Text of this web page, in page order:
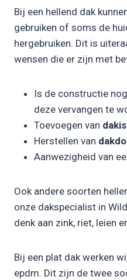
Bij een hellend dak
gebruiken of soms de
hergebruiken. Dit is
wensen die er zijn met
Is de constructie
deze vervangen te
Toevoegen van
Herstellen van
Aanwezigheid van
Ook andere soorten
onze dakspecialist in
denk aan zink, riet, leien
Bij een plat dak werken
epdm. Dit zijn de twee